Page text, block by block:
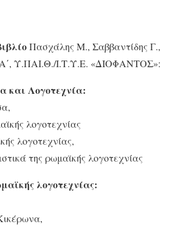
Πασχάλης Μ., Σαββαντίδης Γ.,
Α΄, Υ.ΠΑΙ.Θ./Ι.Τ.Υ.Ε. «ΔΙΟΦΑΝΤΟΣ»:
και Λογοτεχνία:
λογοτεχνίας
λογοτεχνίας,
της ρωμαϊκής λογοτεχνίας
λογοτεχνίας: